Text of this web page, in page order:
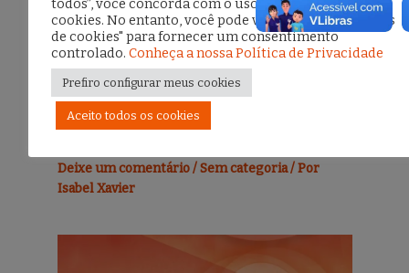
banner 1
Deixe um comentário /Sem categoria/ Por
Isabel Xavier
todos”, você concorda com o uso de TODOS os
cookies. No entanto, você pode visitar "Configurações
de cookies" para fornecer um consentimento
controlado. Conheça a nossa Política de Privacidade
Prefiro configurar meus cookies
Aceito todos os cookies